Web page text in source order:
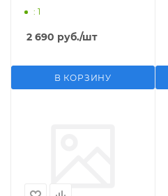
: 1
2 690 руб./шт
В КОРЗИНУ